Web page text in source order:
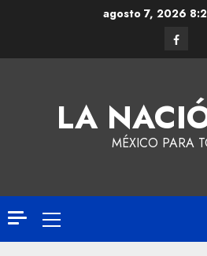
agosto 7, 2026
LA
MÉXICO PARA